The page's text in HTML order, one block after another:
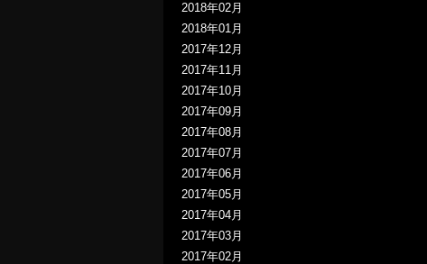
2018年02月
2018年01月
2017年12月
2017年11月
2017年10月
2017年09月
2017年08月
2017年07月
2017年06月
2017年05月
2017年04月
2017年03月
2017年02月